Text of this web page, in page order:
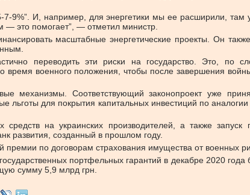
И, например, для энергетики мы ее расширили, там
это помогает”, — отметил министр.
масштабные энергетические проекты. Он
переводить эти риски на государство. Это, по
время военного положения, чтобы после завершения
механизмы. Соответствующий законопроект уже
для покрытия капитальных инвестиций по
на украинских производителей, а также
развития, созданный в прошлом году.
по договорам страхования имущества от военных
портфельных гарантий в декабре 2020
сумму 5,9 млрд грн.